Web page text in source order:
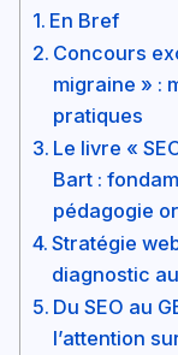
En Bref
Concours
migraine » :
pratiques
Le livre «
Bart :
pédagogie
Stratégie
diagnostic
Du SEO au
l’attention